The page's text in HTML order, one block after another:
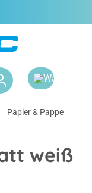
Papier & Pappe
weiß